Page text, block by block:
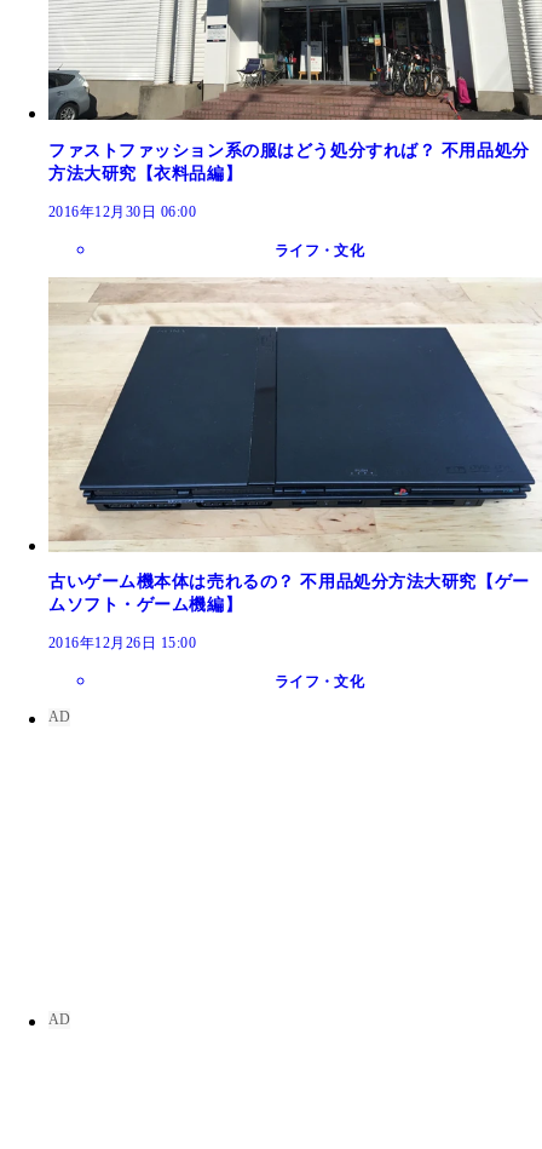
ファストファッション系の服はどう処分すれば？ 不用品処分
方法大研究【衣料品編】
2016年12月30日 06:00
ライフ・文化
古いゲーム機本体は売れるの？ 不用品処分方法大研究【ゲー
ムソフト・ゲーム機編】
2016年12月26日 15:00
ライフ・文化